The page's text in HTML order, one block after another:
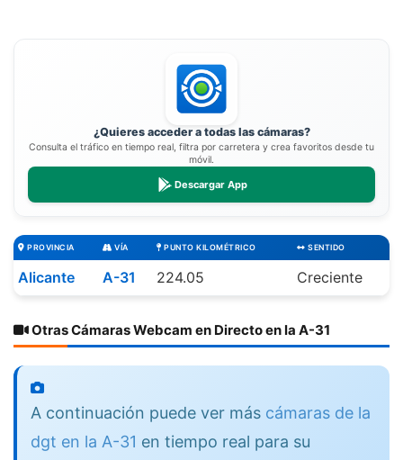
¿Quieres acceder a todas las cámaras?
Consulta el tráfico en tiempo real, filtra por carretera y crea favoritos desde tu
móvil.
Descargar App
PROVINCIA VÍA PUNTO KILOMÉTRICO SENTIDO
Alicante A-31 224.05 Creciente
Otras Cámaras Webcam en Directo en la A-31
A continuación puede ver más cámaras de la
dgt en la A-31 en tiempo real para su